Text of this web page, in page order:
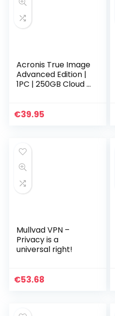
Acronis True Image
Advanced Edition |
1PC | 250GB Cloud |
Apparaat | 1 Jaar |
€39.95
Mullvad VPN –
Privacy is a
universal right!
€53.68